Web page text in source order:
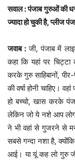
सवाल : पंजाब गुरुओं की
ज्यादा हो चुकी है, प्लीज
जवाब :जी, पंजाब में
कहा कि यहां पर
करके गुरु साहिबानों, पीर-
की वर्षा होनी चाहिए।
हो बच्चो, खास करके
लेकिन जो ये नशे आप लोग
ने भी वहां से गुजरने से
सबसे गन्दा नशा है,
आई। या यूं कह लो गुरु